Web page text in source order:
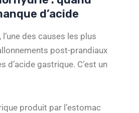
d’acide
des causes les plus
post-prandiaux
d’acide gastrique. C’est un
produit par l’estomac